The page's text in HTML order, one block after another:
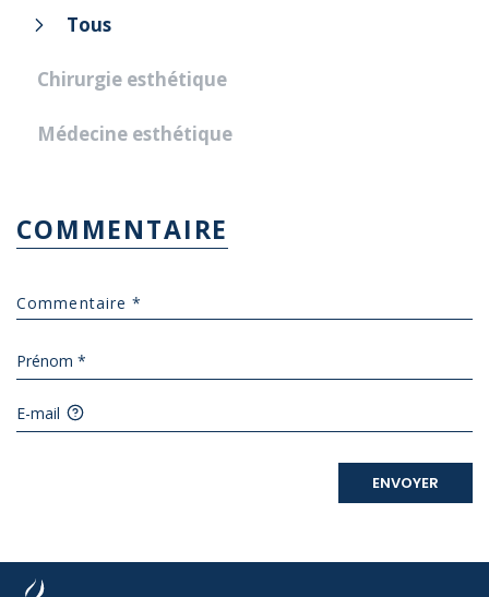
Tous
Chirurgie esthétique
Médecine esthétique
COMMENTAIRE
Prénom *
E-mail
ENVOYER